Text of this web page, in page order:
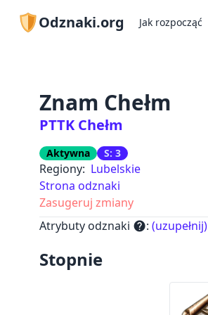
Odznaki.org Jak rozpocząć
Znam Chełm
PTTK Chełm
Aktywna S: 3
Regiony: Lubelskie
Strona odznaki
Zasugeruj zmiany
Atrybuty odznaki help: (uzupełnij)
Stopnie